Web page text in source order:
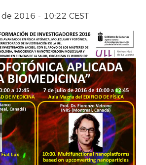
2016 - 10:22 CEST